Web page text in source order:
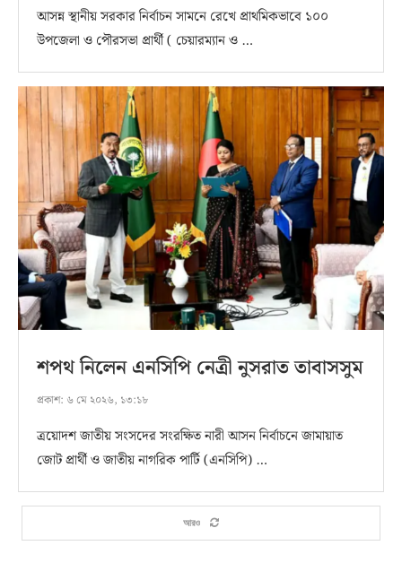
আসন্ন স্থানীয় সরকার নির্বাচন সামনে রেখে প্রাথমিকভাবে ১০০
উপজেলা ও পৌরসভা প্রার্থী ( চেয়ারম্যান ও …
শপথ নিলেন এনসিপি নেত্রী নুসরাত তাবাসসুম
প্রকাশ: ৬ মে ২০২৬, ১৩:১৮
ত্রয়োদশ জাতীয় সংসদের সংরক্ষিত নারী আসন নির্বাচনে জামায়াত
জোট প্রার্থী ও জাতীয় নাগরিক পার্টি (এনসিপি) …
আরও